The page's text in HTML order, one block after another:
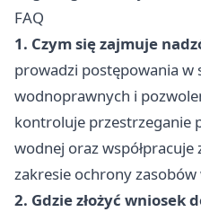
FAQ
1. Czym się zajmuje
prowadzi postępowania w
wodnoprawnych i
kontroluje przestrzeganie
wodnej oraz
zakresie ochrony
2. Gdzie złożyć wniosek